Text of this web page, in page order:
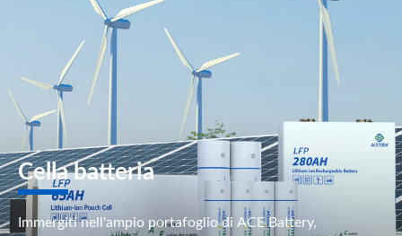
Cella batteria
Immergiti nell'ampio portafoglio di ACE Battery,